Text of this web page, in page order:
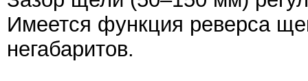
Имеется функция реверса
негабаритов.